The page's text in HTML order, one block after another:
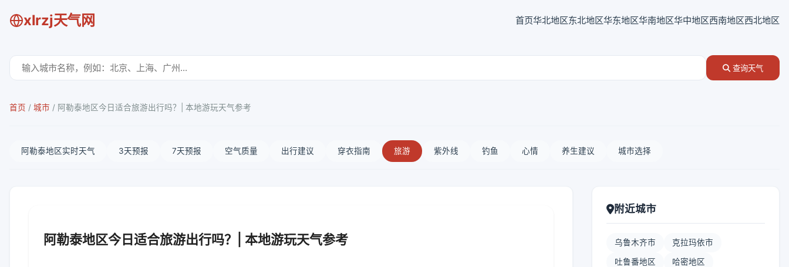
xlrzj天气网 首页华北地区东北地区华东地区华南地区华中地区西南地区西北地区
查询天气
首页 / 城市 / 阿勒泰地区今日适合旅游出行吗？| 本地游玩天气参考
阿勒泰地区实时天气 3天预报 7天预报 空气质量 出行建议 穿衣指南 旅游 紫外线 钓鱼 心情 养生建议 城市选择
阿勒泰地区今日适合旅游出行吗？| 本地游玩天气参考
附近城市
乌鲁木齐市 克拉玛依市
吐鲁番地区 哈密地区